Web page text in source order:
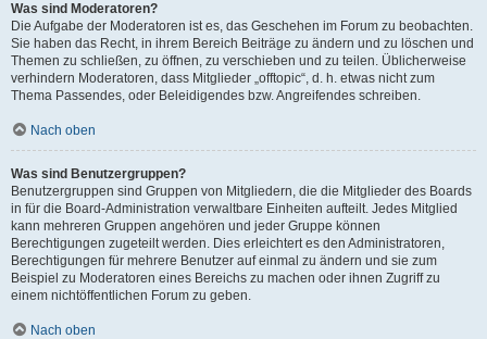
Was sind Moderatoren?
Die Aufgabe der Moderatoren ist es, das Geschehen im Forum zu beobachten.
Sie haben das Recht, in ihrem Bereich Beiträge zu ändern und zu löschen und
Themen zu schließen, zu öffnen, zu verschieben und zu teilen. Üblicherweise
verhindern Moderatoren, dass Mitglieder „offtopic“, d. h. etwas nicht zum
Thema Passendes, oder Beleidigendes bzw. Angreifendes schreiben.
Nach oben
Was sind Benutzergruppen?
Benutzergruppen sind Gruppen von Mitgliedern, die die Mitglieder des Boards
in für die Board-Administration verwaltbare Einheiten aufteilt. Jedes Mitglied
kann mehreren Gruppen angehören und jeder Gruppe können
Berechtigungen zugeteilt werden. Dies erleichtert es den Administratoren,
Berechtigungen für mehrere Benutzer auf einmal zu ändern und sie zum
Beispiel zu Moderatoren eines Bereichs zu machen oder ihnen Zugriff zu
einem nichtöffentlichen Forum zu geben.
Nach oben